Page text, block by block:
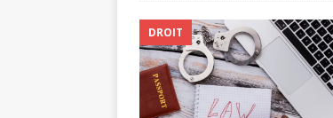
DROIT